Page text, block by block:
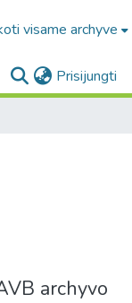
visame archyve
Prisijungti
archyvo